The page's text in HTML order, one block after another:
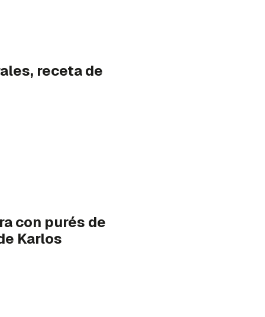
receta de
con purés de
Karlos